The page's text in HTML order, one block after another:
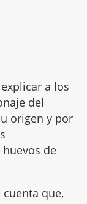
a los
del
origen y por
de
que,